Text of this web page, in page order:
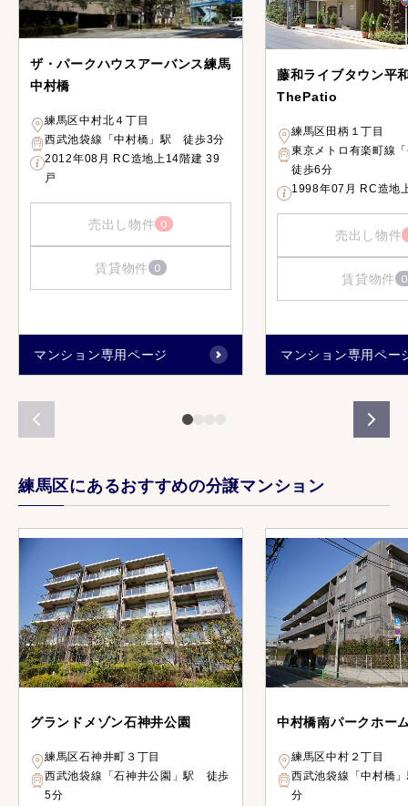
ザ・パークハウスアーバンス練馬
中村橋
練馬区中村北４丁目
西武池袋線「中村橋」駅 徒歩3分
2012年08月 RC造地上14階建 39
戸
売出し物件 0
賃貸物件 0
マンション専用ページ
藤和ライブタウン平
ThePatio
練馬区田柄１丁目
東京メトロ有楽町線
徒歩6分
1998年07月 RC造地
売出し物件
賃貸物件 0
マンション専用ペー
練馬区にあるおすすめの分譲マンション
グランドメゾン石神井公園
練馬区石神井町３丁目
西武池袋線「石神井公園」駅 徒歩
5分
中村橋南パークホー
練馬区中村２丁目
西武池袋線「中村橋
分